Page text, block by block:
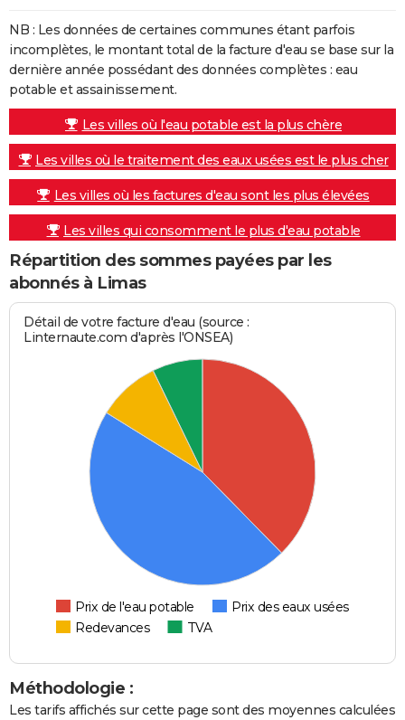
NB : Les données de certaines communes étant parfois
incomplètes, le montant total de la facture d'eau se base sur la
dernière année possédant des données complètes : eau
potable et assainissement.
Les villes où l'eau potable est la plus chère
Les villes où le traitement des eaux usées est le plus cher
Les villes où les factures d'eau sont les plus élevées
Les villes qui consomment le plus d'eau potable
Répartition des sommes payées par les
abonnés à Limas
Détail de votre facture d'eau (source :
Linternaute.com d'après l'ONSEA)
Prix de l'eau potable
Prix des eaux usées
Redevances
TVA
Méthodologie :
Les tarifs affichés sur cette page sont des moyennes calculées